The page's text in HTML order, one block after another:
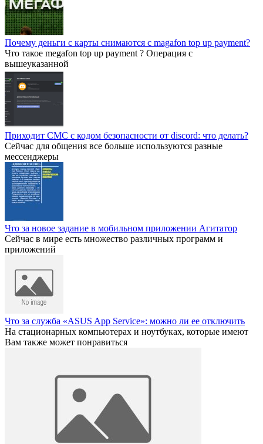
Почему деньги с карты снимаются с magafon top up payment?
Что такое megafon top up payment ? Операция с
вышеуказанной
Приходит СМС с кодом безопасности от discord: что делать?
Сейчас для общения все больше используются разные
мессенджеры
Что за новое задание в мобильном приложении Агитатор
Сейчас в мире есть множество различных программ и
приложений
Что за служба «ASUS App Service»: можно ли ее отключить
На стационарных компьютерах и ноутбуках, которые имеют
Вам также может понравиться